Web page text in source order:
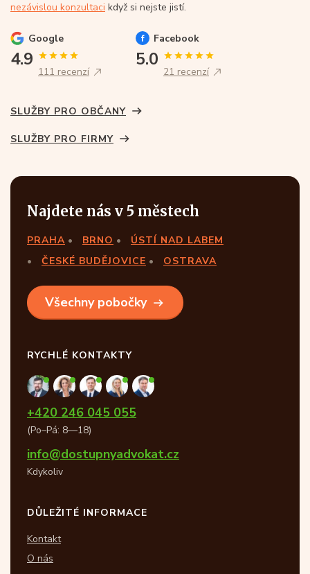
nezávislou konzultaci když si nejste jistí.
Google
4.9
111 recenzí
Facebook
5.0
21 recenzí
SLUŽBY PRO OBČANY
SLUŽBY PRO FIRMY
Najdete nás v 5 městech
PRAHA BRNO
ÚSTÍ NAD LABEM
ČESKÉ BUDĚJOVICE
OSTRAVA
Všechny pobočky
RYCHLÉ KONTAKTY
+420 246 045 055
(Po–Pá: 8—18)
info@dostupnyadvokat.cz
Kdykoliv
DŮLEŽITÉ INFORMACE
Kontakt
O nás